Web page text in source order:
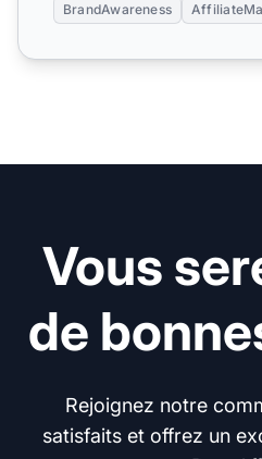
BrandAwareness
Vous
de
Rejoignez notre
satisfaits et offrez un